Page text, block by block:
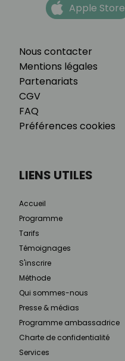
Nous contacter
Mentions légales
Partenariats
CGV
FAQ
Préférences cookies
Apple Store
LIENS UTILES
Accueil
Programme
Tarifs
Témoignages
S'inscrire
Méthode
Qui sommes-nous
Presse & médias
Programme ambassadrice
Charte de confidentialité
Services